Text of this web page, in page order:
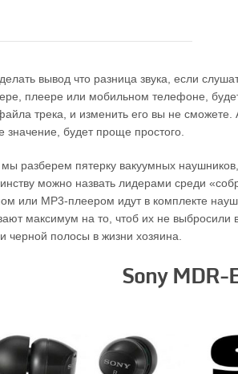
вывод что разница звука, если
плеере или мобильном телефоне,
трека, и изменить его вы не
значение, будет проще простого.
разберем пятерку вакуумных
можно назвать лидерами среди
или MP3-плеером идут в комплекте
максимум на то, чтоб их не выбросили
черной полосы в жизни хозяина.
Sony MDR-